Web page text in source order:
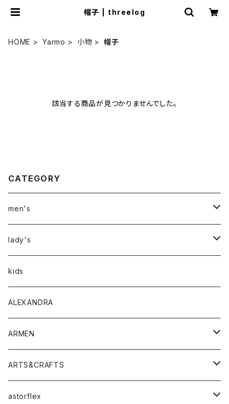
帽子 | threelog
HOME Yarmo 小物 帽子
該当する商品が見つかりませんでした。
CATEGORY
men's
アウター
トップス
Tシャツ
シャツ
ボトムス
lady's
アウター
トップス
Tシャツ・カットソー
シャツ・ブラウス
ボトムス
パンツ
スカート
ワンピース・オールインワン
バッグ
kids
ALEXANDRA
ARMEN
アウター
コート
トップス
ARTS&CRAFTS
アクセサリー
astorflex